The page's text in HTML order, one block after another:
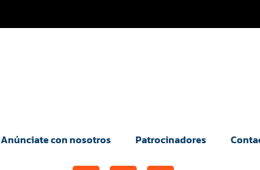
Anúnciate con nosotros Patrocinadores